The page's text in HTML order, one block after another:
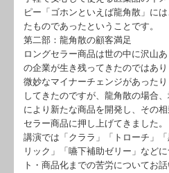
ピー「ゴホンといえば龍角散」に
たものであったということです。
第二部：龍角散の顧客満足
ロングセラー商品は世の中に沢山
の企業が生き残ってきたのではあり
微妙なマイナーチェンジがあった
してきたのですが、龍角散の場合
により新たな商品を開発し、その
セラー商品に押し上げてきました。
講演では「クララ」「トローチ」
リック」「嚥下補助ゼリー」など
ト・商品化までの苦労についてお話